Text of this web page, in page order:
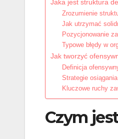
Jaka jest struktura
Zrozumienie
Jak utrzymać
Pozycjonowanie
Typowe błędy w
Jak tworzyć
Definicja
Strategie
Kluczowe ruchy
Czym